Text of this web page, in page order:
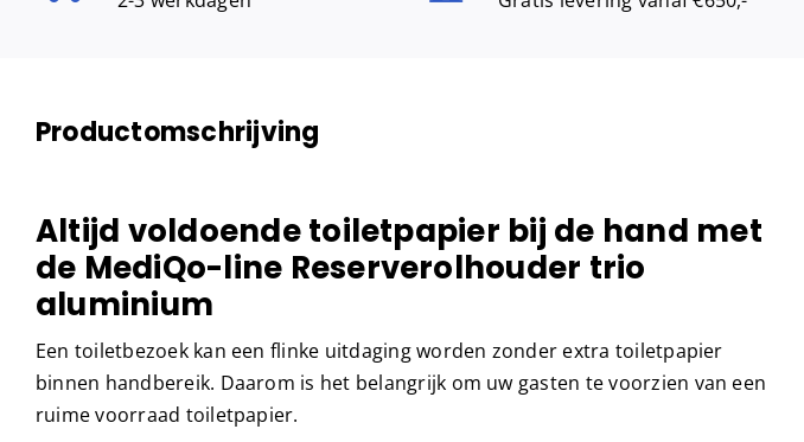
Productomschrijving
Altijd voldoende toiletpapier bij de hand met
de MediQo-line Reserverolhouder trio
aluminium
Een toiletbezoek kan een flinke uitdaging worden zonder extra toiletpapier
binnen handbereik. Daarom is het belangrijk om uw gasten te voorzien van een
ruime voorraad toiletpapier.